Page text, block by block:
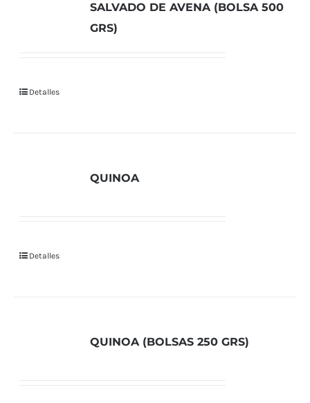
SALVADO DE AVENA (BOLSA 500
GRS)
Detalles
QUINOA
Detalles
QUINOA (BOLSAS 250 GRS)